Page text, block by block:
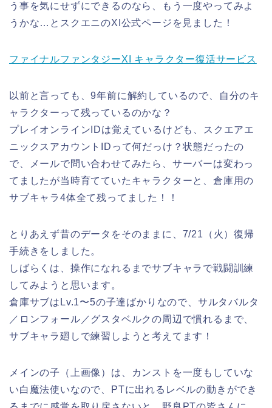
う事を気にせずにできるのなら、もう一度やってみよ
うかな…とスクエニのXI公式ページを見ました！
ファイナルファンタジーXI キャラクター復活サービス
以前と言っても、9年前に解約しているので、自分のキ
ャラクターって残っているのかな？
プレイオンラインIDは覚えているけども、スクエアエ
ニックスアカウントIDって何だっけ？状態だったの
で、メールで問い合わせてみたら、サーバーは変わっ
てましたが当時育てていたキャラクターと、倉庫用の
サブキャラ4体全て残ってました！！
とりあえず昔のデータをそのままに、7/21（火）復帰
手続きをしました。
しばらくは、操作になれるまでサブキャラで戦闘訓練
してみようと思います。
倉庫サブはLv.1〜5の子達ばかりなので、サルタバルタ
／ロンフォール／グスタベルクの周辺で慣れるまで、
サブキャラ廻しで練習しようと考えてます！
メインの子（上画像）は、カンストを一度もしていな
い白魔法使いなので、PTに出れるレベルの動きができ